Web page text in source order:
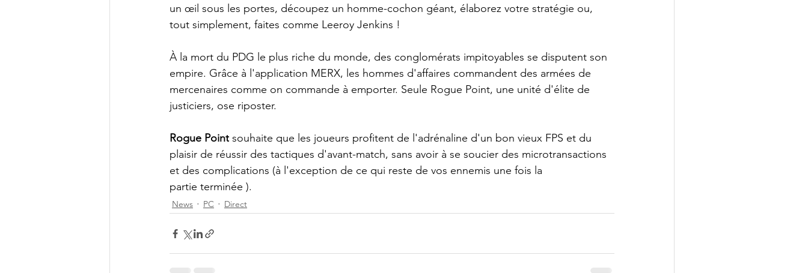
un œil sous les portes, découpez un homme-cochon géant, élaborez votre stratégie ou,
tout simplement, faites comme Leeroy Jenkins !
À la mort du PDG le plus riche du monde, des conglomérats impitoyables se disputent son
empire. Grâce à l'application MERX, les hommes d'affaires commandent des armées de
mercenaires comme on commande à emporter. Seule Rogue Point, une unité d'élite de
justiciers, ose riposter.
Rogue Point souhaite que les joueurs profitent de l'adrénaline d'un bon vieux FPS et du
plaisir de réussir des tactiques d'avant-match, sans avoir à se soucier des microtransactions
et des complications (à l'exception de ce qui reste de vos ennemis une fois la
partie terminée ).
News PC Direct